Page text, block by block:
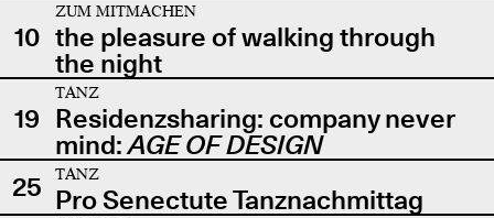
10
ZUM MITMACHEN
the pleasure of walking through
the night
19
TANZ
Residenzsharing: company never
mind:AGE OF DESIGN
25
TANZ
Pro Senectute Tanznachmittag